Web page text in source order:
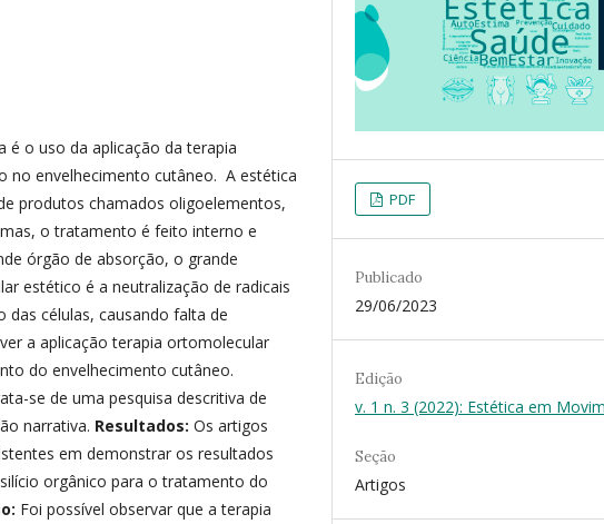
é o uso da aplicação da terapia
no envelhecimento cutâneo. A estética
produtos chamados oligoelementos,
o tratamento é feito interno e
órgão de absorção, o grande
estético é a neutralização de radicais
das células, causando falta de
a aplicação terapia ortomolecular
do envelhecimento cutâneo.
se de uma pesquisa descritiva de
narrativa. Resultados: Os artigos
em demonstrar os resultados
orgânico para o tratamento do
Foi possível observar que a terapia
PDF
Publicado
29/06/2023
Edição
v. 1 n. 3 (2022): Estética em
Seção
Artigos